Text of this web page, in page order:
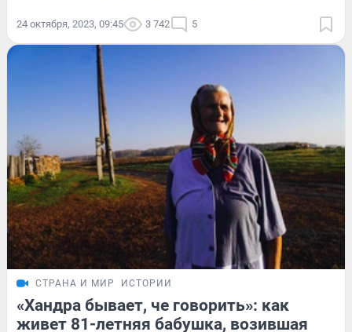
24 октября, 2023, 09:45 3 742 5
СТРАНА И МИР ИСТОРИИ
«Хандра бывает, че говорить»: как
живет 81-летняя бабушка, возившая